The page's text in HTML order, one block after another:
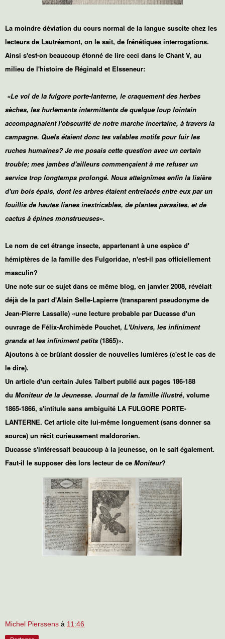
La moindre déviation du cours normal de la langue suscite chez les
lecteurs de Lautréamont, on le sait, de frénétiques interrogations.
Ainsi s'est-on beaucoup étonné de lire ceci dans le Chant V, au
milieu de l'histoire de Réginald et Elsseneur:
«Le vol de la fulgore porte-lanterne, le craquement des herbes
sèches, les hurlements intermittents de quelque loup lointain
accompagnaient l'obscurité de notre marche incertaine, à travers la
campagne. Quels étaient donc tes valables motifs pour fuir les
ruches humaines? Je me posais cette question avec un certain
trouble; mes jambes d'ailleurs commençaient à me refuser un
service trop longtemps prolongé. Nous atteignîmes enfin la lisière
d'un bois épais, dont les arbres étaient entrelacés entre eux par un
fouillis de hautes lianes inextricables, de plantes parasites, et de
cactus à épines monstrueuses».
Le nom de cet étrange insecte, appartenant à une espèce d'
hémiptères de la famille des Fulgoridae, n'est-il pas officiellement
masculin?
Une note sur ce sujet dans ce même blog, en janvier 2008, révélait
déjà de la part d'Alain Selle-Lapierre (transparent pseudonyme de
Jean-Pierre Lassalle) «une lecture probable par Ducasse d'un
ouvrage de Félix-Archimède Pouchet, L'Univers, les infiniment
grands et les infiniment petits (1865)».
Ajoutons à ce brûlant dossier de nouvelles lumières (c'est le cas de
le dire).
Un article d'un certain Jules Talbert publié aux pages 186-188
du Moniteur de la Jeunesse. Journal de la famille illustré, volume
1865-1866, s'intitule sans ambiguité LA FULGORE PORTE-
LANTERNE. Cet article cite lui-même longuement (sans donner sa
source) un récit curieusement maldororien.
Ducasse s'intéressait beaucoup à la jeunesse, on le sait également.
Faut-il le supposer dès lors lecteur de ce Moniteur?
Michel Pierssens à 11:46